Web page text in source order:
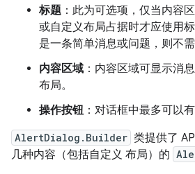
标题 ：此为可选项，仅当内容
或自定义布局占据时才应使用
是一条简单消息或问题，则不需
内容区域 ：内容区域可显示消
布局。
操作按钮 ：对话框中最多可以
AlertDialog.Builder 类提供了
几种内容（包括自定义 布局）的